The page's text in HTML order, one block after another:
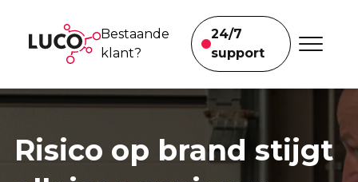
Bestaande
klant?
24/7
support
We helpen je
Brand-en inbraakbeveiliging
Risico op brand stijgt